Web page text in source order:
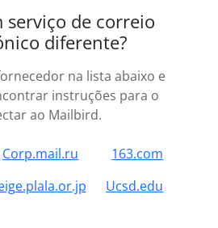
serviço de correio
diferente?
na lista abaixo e
instruções para o
ao Mailbird.
Corp.mail.ru
163.com
Ucsd.edu